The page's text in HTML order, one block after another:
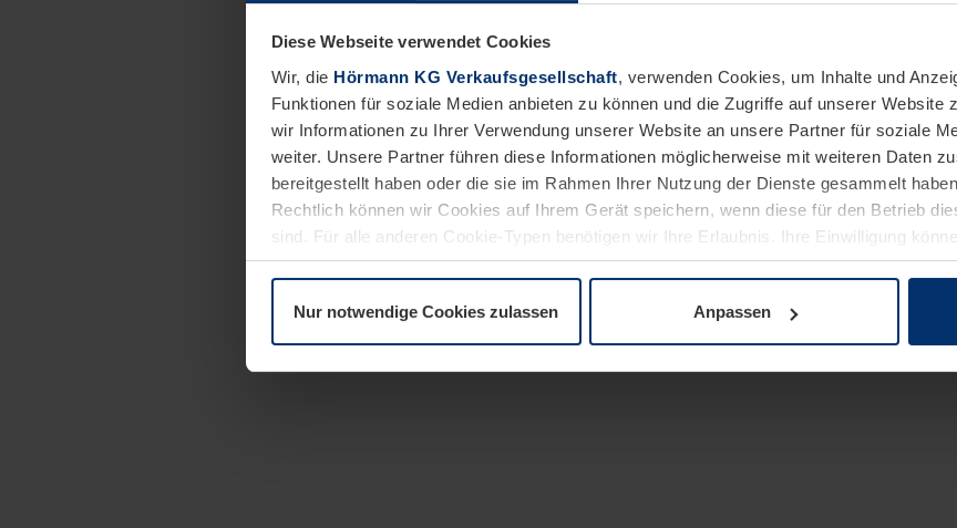
Diese Webseite verwendet Cookies
Wir, die Hörmann KG Verkaufsgesellschaft, verwenden Cookies, um Inhalte und
Funktionen für soziale Medien anbieten zu können und die Zugriffe auf unserer Website
wir Informationen zu Ihrer Verwendung unserer Website an unsere Partner für soziale
weiter. Unsere Partner führen diese Informationen möglicherweise mit weiteren Daten
bereitgestellt haben oder die sie im Rahmen Ihrer Nutzung der Dienste gesammelt
Rechtlich können wir Cookies auf Ihrem Gerät speichern, wenn diese für den Betrieb
sind. Für alle anderen Cookie-Typen benötigen wir Ihre Erlaubnis. Ihre Einwilligung
Erläuterung auf der SeiteDatenschutzerklärungunserer Website ändern oder
Nur notwendige Cookies zulassen Anpassen